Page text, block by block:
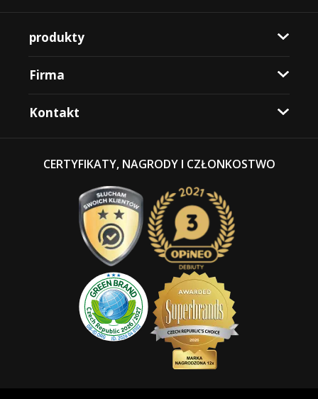
produkty
Firma
Kontakt
CERTYFIKATY, NAGRODY I CZŁONKOSTWO